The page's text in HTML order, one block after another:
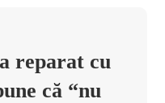
reparat cu
că “nu